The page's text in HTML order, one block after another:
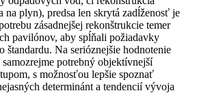
na plyn), predsa len skrytá zadĺženosť je
zásadnejšej rekonštrukcie temer
pavilónov, aby spĺňali požiadavky
štandardu. Na serióznejšie hodnotenie
potrebný objektívnejší
s možnosťou lepšie spoznať
determinánt a tendencií vývoja